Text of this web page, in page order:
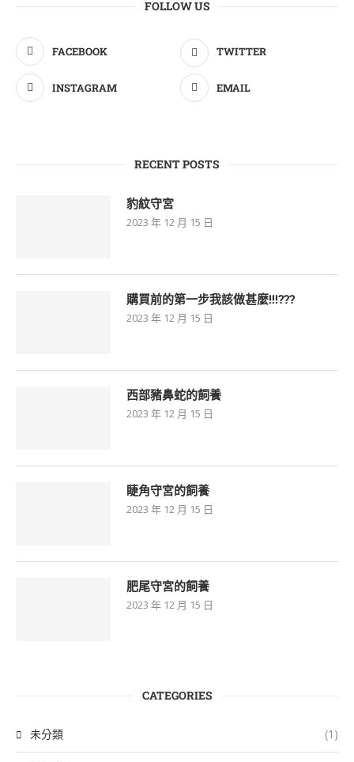
FOLLOW US
FACEBOOK TWITTER
INSTAGRAM EMAIL
RECENT POSTS
豹紋守宮
2023 年 12 月 15 日
購買前的第一步我該做甚麼!!!???
2023 年 12 月 15 日
西部豬鼻蛇的飼養
2023 年 12 月 15 日
睫角守宮的飼養
2023 年 12 月 15 日
肥尾守宮的飼養
2023 年 12 月 15 日
CATEGORIES
未分類 (1)